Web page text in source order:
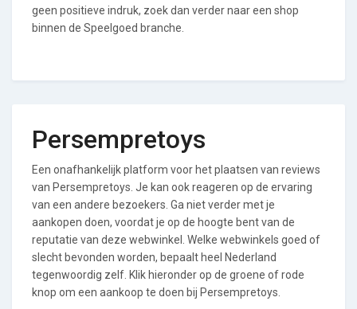
geen positieve indruk, zoek dan verder naar een shop
binnen de Speelgoed branche.
Persempretoys
Een onafhankelijk platform voor het plaatsen van reviews
van Persempretoys. Je kan ook reageren op de ervaring
van een andere bezoekers. Ga niet verder met je
aankopen doen, voordat je op de hoogte bent van de
reputatie van deze webwinkel. Welke webwinkels goed of
slecht bevonden worden, bepaalt heel Nederland
tegenwoordig zelf. Klik hieronder op de groene of rode
knop om een aankoop te doen bij Persempretoys.